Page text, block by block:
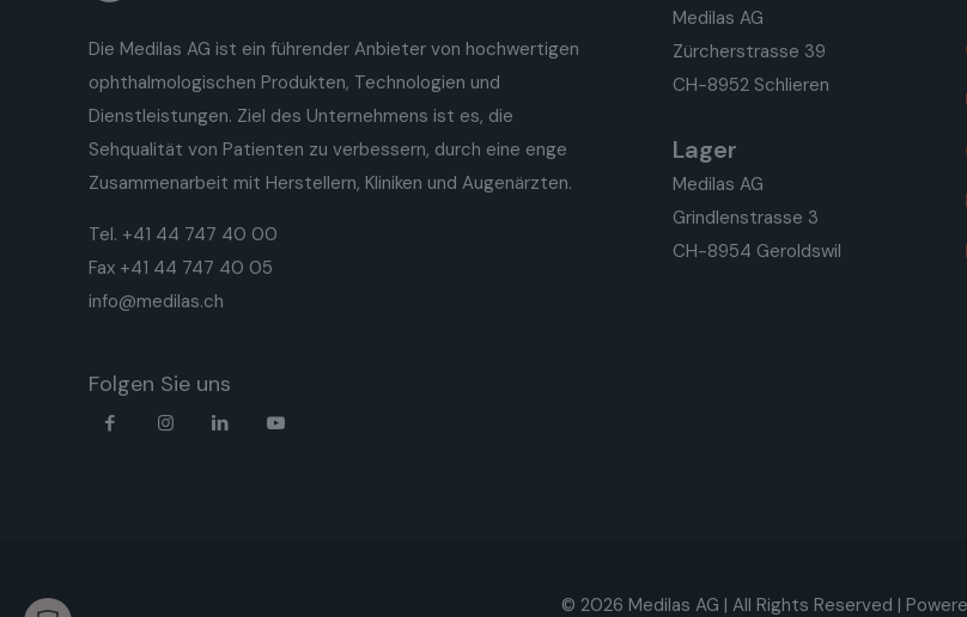
Die Medilas AG ist ein führender Anbieter von hochwertigen
ophthalmologischen Produkten, Technologien und
Dienstleistungen. Ziel des Unternehmens ist es, die
Sehqualität von Patienten zu verbessern, durch eine enge
Zusammenarbeit mit Herstellern, Kliniken und Augenärzten.
Tel. +41 44 747 40 00
Fax +41 44 747 40 05
info@medilas.ch
Folgen Sie uns
Medilas AG
Zürcherstrasse 39
CH-8952 Schlieren
Lager
Medilas AG
Grindlenstrasse 3
CH-8954 Geroldswil
© 2026 Medilas AG | All Rights Reserved |